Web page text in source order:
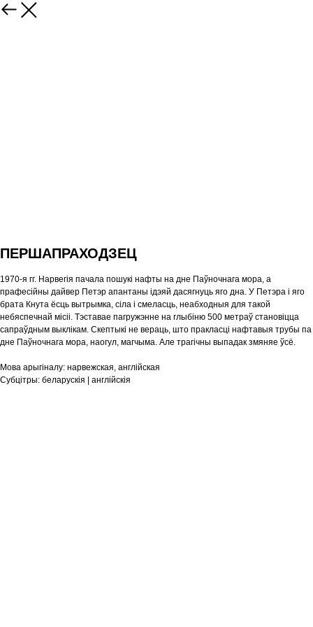
ПЕРШАПРАХОДЗЕЦ
1970-я гг. Нарвегія пачала пошукі нафты на дне Паўночнага мора, а
прафесійны дайвер Петэр апантаны ідэяй дасягнуць яго дна. У Петэра і яго
брата Кнута ёсць вытрымка, сіла і смеласць, неабходныя для такой
небяспечнай місіі. Тэставае пагружэнне на глыбіню 500 метраў становіцца
сапраўдным выклікам. Скептыкі не вераць, што пракласці нафтавыя трубы па
дне Паўночнага мора, наогул, магчыма. Але трагічны выпадак змяняе ўсё.
Мова арыгіналу: нарвежская, англійская
Субцітры: беларускія | англійскія